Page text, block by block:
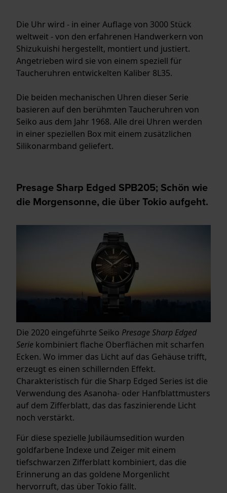
Die Uhr wird - in einer Auflage von 3000 Stück
weltweit - von den erfahrenen Handwerkern von
Shizukuishi hergestellt, montiert und justiert.
Angetrieben wird sie von einem speziell für
Taucheruhren entwickelten Kaliber 8L35.
Die beiden mechanischen Uhren dieser Serie
basieren auf den berühmten Taucheruhren von
Seiko aus dem Jahr 1968. Alle drei Uhren werden
in einer speziellen Box mit einem zusätzlichen
Silikonarmband geliefert.
Presage Sharp Edged SPB205; Schön wie
die Morgensonne, die über Tokio aufgeht.
Die 2020 eingeführte Seiko Presage Sharp Edged
Serie kombiniert flache Oberflächen mit scharfen
Ecken. Wo immer das Licht auf das Gehäuse trifft,
erzeugt es einen schillernden Effekt.
Charakteristisch für die Sharp Edged Series ist die
Verwendung des Asanoha- oder Hanfblattmusters
auf dem Zifferblatt, das das faszinierende Licht
noch verstärkt.
Für diese spezielle Jubiläumsedition wurden
goldfarbene Indexe und Zeiger mit einem
tiefschwarzen Zifferblatt kombiniert, das die
Erinnerung an das goldene Morgenlicht
hervorruft, das über Tokio fällt.